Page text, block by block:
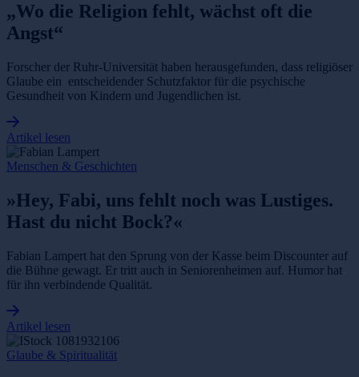
„Wo die Religion fehlt, wächst oft die
Angst“
Forscher der Ruhr-Universität haben herausgefunden, dass religiöser
Glaube ein entscheidender Schutzfaktor für die psychische
Gesundheit von Kindern und Jugendlichen ist.
Artikel lesen
Menschen & Geschichten
»Hey, Fabi, uns fehlt noch was Lustiges.
Hast du nicht Bock?«
Fabian Lampert hat den Sprung von der Kasse beim Discounter auf
die Bühne gewagt. Er tritt auch in Seniorenheimen auf. Humor hat
für ihn verbindende Qualität.
Artikel lesen
Glaube & Spiritualität